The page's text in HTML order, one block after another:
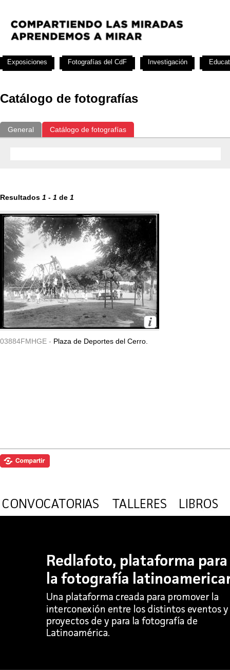
Catálogo de fotografías
General Catálogo de fotografías
Resultados 1 - 1 de 1
03884FMHGE - Plaza de Deportes del Cerro.
Exposiciones Fotografías del CdF Investigación